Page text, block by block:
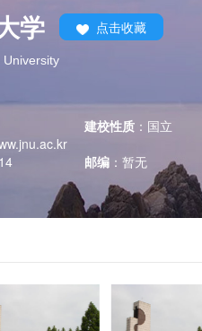
芥末留学官方小程序
学 点击收藏
建校性质 ： 国立
邮编 ： 暂无